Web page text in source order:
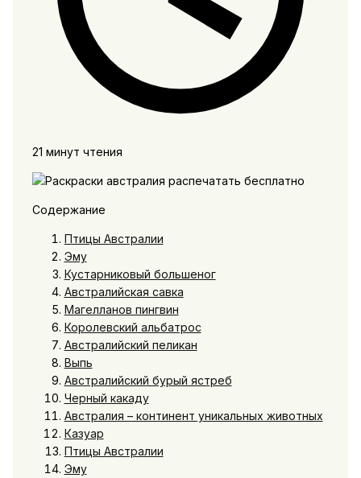
21 минут чтения
Содержание
Птицы Австралии
Эму
Кустарниковый большеног
Австралийская савка
Магелланов пингвин
Королевский альбатрос
Австралийский пеликан
Выпь
Австралийский бурый ястреб
Черный какаду
Австралия – континент уникальных животных
Казуар
Птицы Австралии
Эму